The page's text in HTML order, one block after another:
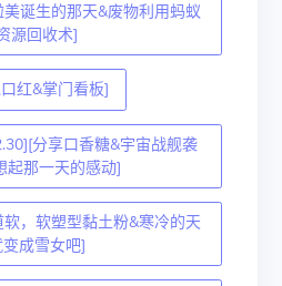
诞生的那天&废物利用蚂蚁
源回收术]
红&掌门看板]
分享口香糖&宇宙战舰袭
起那一天的感动]
，软塑型黏土粉&寒冷的天
成雪女吧]